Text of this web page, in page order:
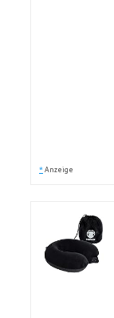
* Anzeige